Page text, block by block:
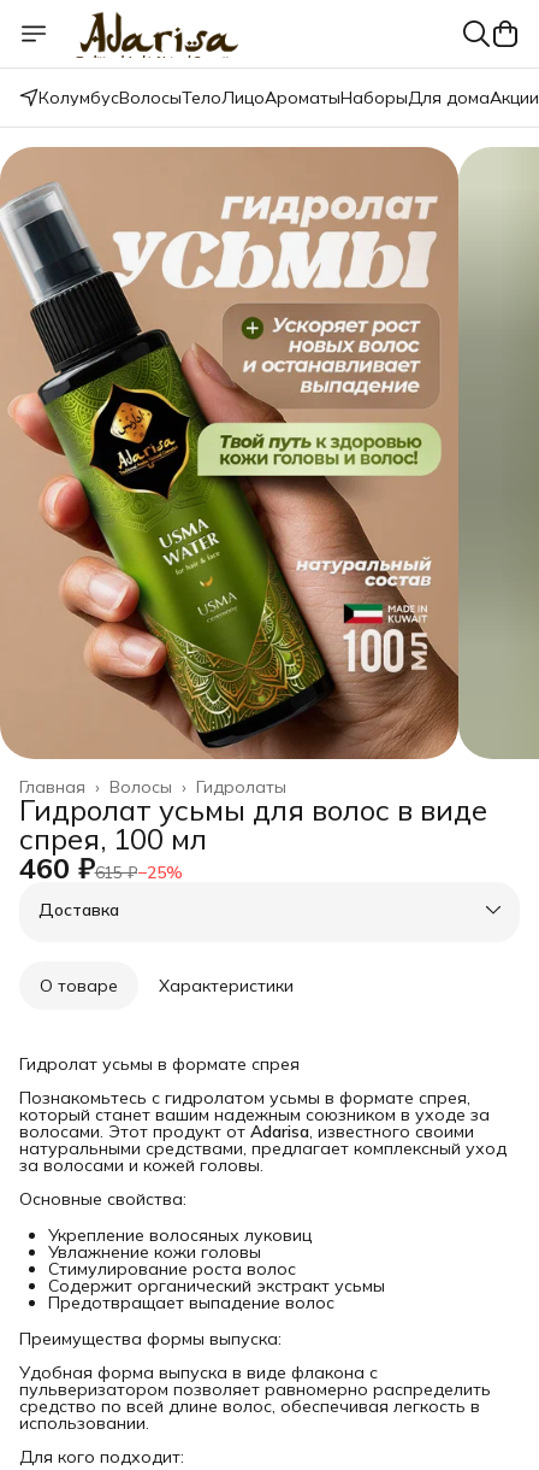
КолумбусВолосыТелоЛицоАроматыНаборыДля домаАкции
Гидролаты
Волосы ›
Главная ›
Гидролат усьмы для волос в виде
спрея, 100 мл
460 ₽615 ₽−25%
Доставка
О товаре Характеристики
Гидролат усьмы в формате спрея
Познакомьтесь с гидролатом усьмы в формате спрея,
который станет вашим надежным союзником в уходе за
волосами. Этот продукт от Adarisa, известного своими
натуральными средствами, предлагает комплексный уход
за волосами и кожей головы.
Основные свойства:
Укрепление волосяных луковиц
Увлажнение кожи головы
Стимулирование роста волос
Содержит органический экстракт усьмы
Предотвращает выпадение волос
Преимущества формы выпуска:
Удобная форма выпуска в виде флакона с
пульверизатором позволяет равномерно распределить
средство по всей длине волос, обеспечивая легкость в
использовании.
Для кого подходит: